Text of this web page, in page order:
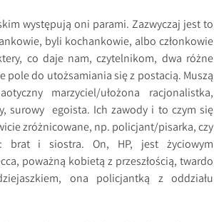
występują oni parami. Zazwyczaj jest to
byli kochankowie, albo członkowie
co daje nam, czytelnikom, dwa różne
pole do utożsamiania się z postacią. Muszą
marzyciel/ułożona racjonalistka,
surowy egoista. Ich zawody i to czym się
zróżnicowane, np. policjant/pisarka, czy
brat i siostra. On, HP, jest życiowym
poważną kobietą z przeszłością, twardo
ona policjantką z oddziału